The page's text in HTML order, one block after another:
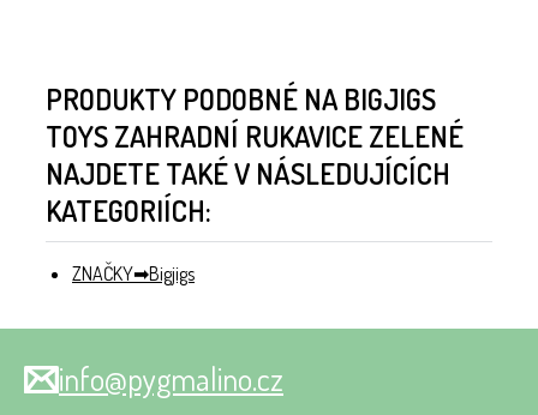
PRODUKTY PODOBNÉ NA BIGJIGS
TOYS ZAHRADNÍ RUKAVICE ZELENÉ
NAJDETE TAKÉ V NÁSLEDUJÍCÍCH
KATEGORIÍCH:
ZNAČKY Bigjigs
info@pygmalino.cz